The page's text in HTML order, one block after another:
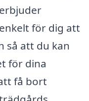
för dig att
så att du kan
för dina
få bort